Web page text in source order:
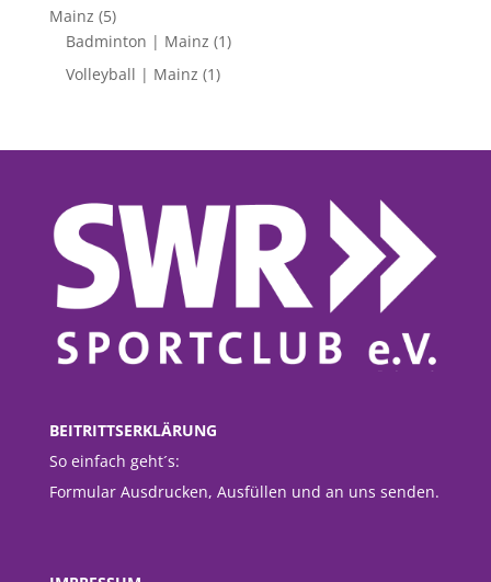
Mainz (5)
Badminton | Mainz (1)
Volleyball | Mainz (1)
BEITRITTSERKLÄRUNG
So einfach geht´s:
Formular Ausdrucken, Ausfüllen und an uns senden.